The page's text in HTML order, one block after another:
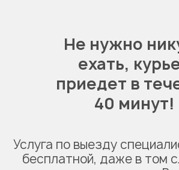
Не нужно
ехать,
приедет в
40 минут!
Услуга по выезду
бесплатной, даже в том
города
Астана